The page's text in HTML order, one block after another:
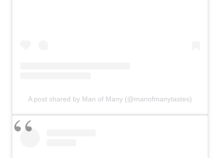
A post shared by Man of Many (@manofmanytastes)